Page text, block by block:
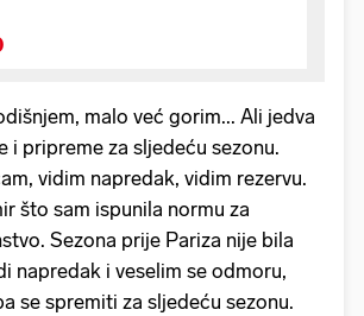
malo već gorim... Ali jedva
i pripreme za sljedeću sezonu.
vidim napredak, vidim rezervu.
što sam ispunila normu za
Sezona prije Pariza nije bila
napredak i veselim se odmoru,
se spremiti za sljedeću sezonu.